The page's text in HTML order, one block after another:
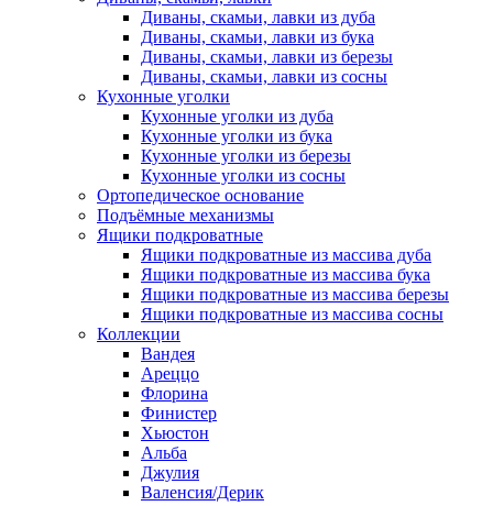
Диваны, скамьи, лавки из дуба
Диваны, скамьи, лавки из бука
Диваны, скамьи, лавки из березы
Диваны, скамьи, лавки из сосны
Кухонные уголки
Кухонные уголки из дуба
Кухонные уголки из бука
Кухонные уголки из березы
Кухонные уголки из сосны
Ортопедическое основание
Подъёмные механизмы
Ящики подкроватные
Ящики подкроватные из массива дуба
Ящики подкроватные из массива бука
Ящики подкроватные из массива березы
Ящики подкроватные из массива сосны
Коллекции
Вандея
Ареццо
Флорина
Финистер
Хьюстон
Альба
Джулия
Валенсия/Дерик